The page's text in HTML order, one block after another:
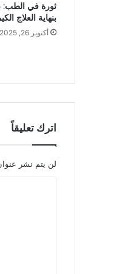
ثورة في الطب:
بنهاية العلاج
أكتوبر 26, 2025
اترك تعليقاً
لن يتم نشر